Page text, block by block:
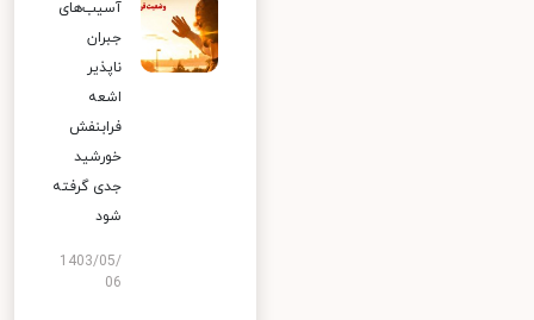
آسیب‌های
جبران
ناپذیر
اشعه
فرابنفش
خورشید
جدی گرفته
شود
1403/05/
06